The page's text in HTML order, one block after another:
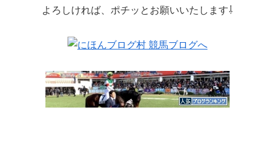
よろしければ、ポチッとお願いいたします⇩